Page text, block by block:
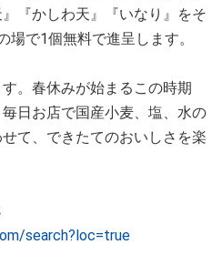
『かしわ天』『いなり』をそ
で1個無料で進呈します。
。春休みが始まるこの時期
日お店で国産小麦、塩、水の
て、できたてのおいしさを楽
search?loc=true